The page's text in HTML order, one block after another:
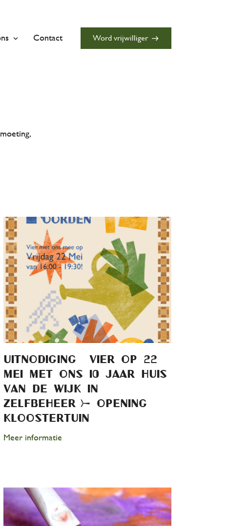
Contact Word vrijwilliger east
UITNODIGING – Vier op 22
mei met ons 10 jaar Huis
van de Wijk in
zelfbeheer & opening
Kloostertuin
Meer informatie